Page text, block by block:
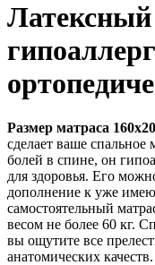
Размер матраса
сделает ваше
болей в спине, он
для здоровья. Его
дополнение к уже
самостоятельный
весом не более 60 кг.
вы ощутите все
анатомических качеств.